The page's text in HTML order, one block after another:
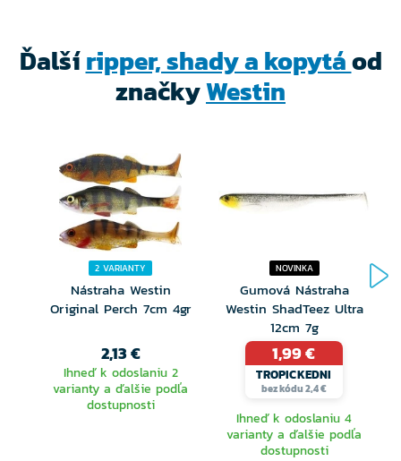
univerzálnosti. Hladní dravci jednoducho vdýchnu
nástrahu, čo vám poskytne viac premenených
Táto nástraha nastražená na jigovej hlavičke a stingeri
vám môže ponúknuť veľa.
Bezolovnatá
Optimalizovaná tuhosť a pohyblivosť
Ručne maľované detaily
Ďalšíripper, shady a kopytáod
značkyWestin
2 VARIANTY
Nástraha Westin
Original Perch 7cm 4gr
2,13 €
Ihneď k odoslaniu 2
varianty a ďalšie podľa
dostupnosti
NOVINKA
Gumová Nástraha
Westin ShadTeez Ultra
12cm 7g
1,99 €
TROPICKEDNI
bez kódu 2,4 €
Ihneď k odoslaniu 4
varianty a ďalšie podľa
dostupnosti